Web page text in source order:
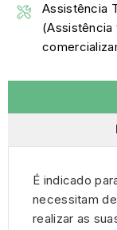
Assistência
(Assistência
É indicado
necessitam
realizar as